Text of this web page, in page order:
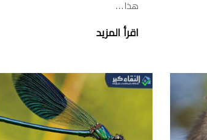
هذا…
اقرأ المزيد